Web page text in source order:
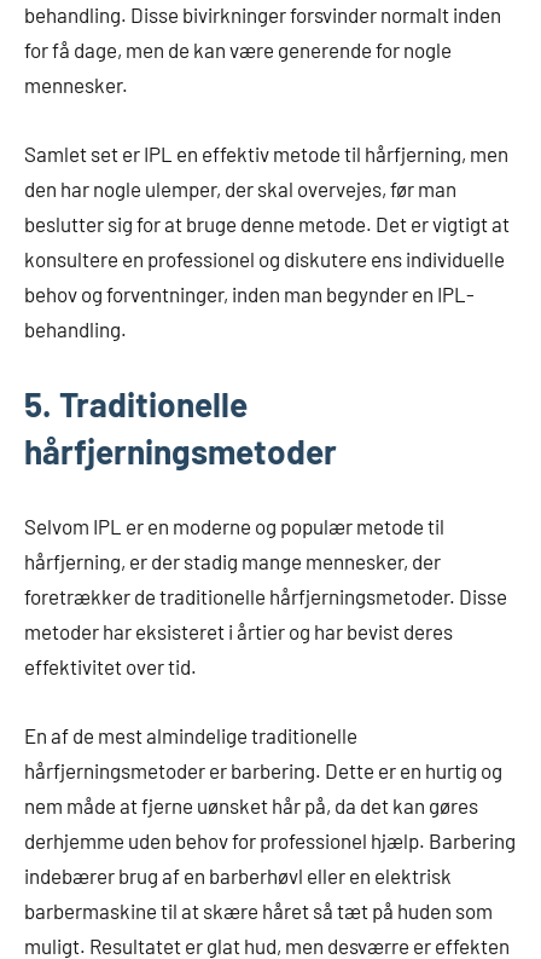
behandling. Disse bivirkninger forsvinder normalt inden
for få dage, men de kan være generende for nogle
mennesker.
Samlet set er IPL en effektiv metode til hårfjerning, men
den har nogle ulemper, der skal overvejes, før man
beslutter sig for at bruge denne metode. Det er vigtigt at
konsultere en professionel og diskutere ens individuelle
behov og forventninger, inden man begynder en IPL-
behandling.
5. Traditionelle
hårfjerningsmetoder
Selvom IPL er en moderne og populær metode til
hårfjerning, er der stadig mange mennesker, der
foretrækker de traditionelle hårfjerningsmetoder. Disse
metoder har eksisteret i årtier og har bevist deres
effektivitet over tid.
En af de mest almindelige traditionelle
hårfjerningsmetoder er barbering. Dette er en hurtig og
nem måde at fjerne uønsket hår på, da det kan gøres
derhjemme uden behov for professionel hjælp. Barbering
indebærer brug af en barberhøvl eller en elektrisk
barbermaskine til at skære håret så tæt på huden som
muligt. Resultatet er glat hud, men desværre er effekten